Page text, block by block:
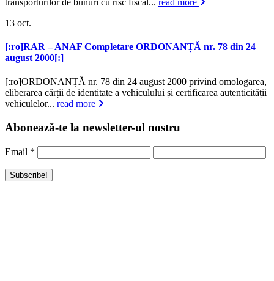
13 oct.
[:ro]RAR – ANAF Completare ORDONANȚĂ nr. 78 din 24
august 2000[:]
[:ro]ORDONANȚĂ nr. 78 din 24 august 2000 privind omologarea,
eliberarea cărții de identitate a vehiculului și certificarea autenticității
vehiculelor... read more
Abonează-te la newsletter-ul nostru
Email *